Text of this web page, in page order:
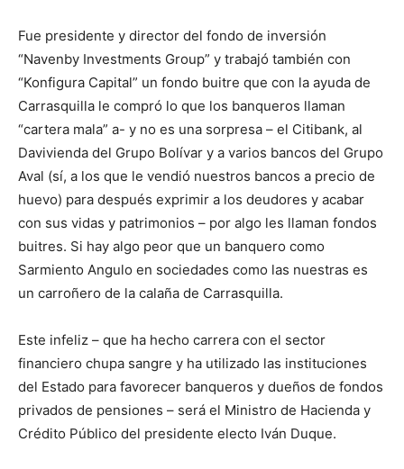
Fue presidente y director del fondo de inversión
“Navenby Investments Group” y trabajó también con
“Konfigura Capital” un fondo buitre que con la ayuda de
Carrasquilla le compró lo que los banqueros llaman
“cartera mala” a- y no es una sorpresa – el Citibank, al
Davivienda del Grupo Bolívar y a varios bancos del Grupo
Aval (sí, a los que le vendió nuestros bancos a precio de
huevo) para después exprimir a los deudores y acabar
con sus vidas y patrimonios – por algo les llaman fondos
buitres. Si hay algo peor que un banquero como
Sarmiento Angulo en sociedades como las nuestras es
un carroñero de la calaña de Carrasquilla.
Este infeliz – que ha hecho carrera con el sector
financiero chupa sangre y ha utilizado las instituciones
del Estado para favorecer banqueros y dueños de fondos
privados de pensiones – será el Ministro de Hacienda y
Crédito Público del presidente electo Iván Duque.